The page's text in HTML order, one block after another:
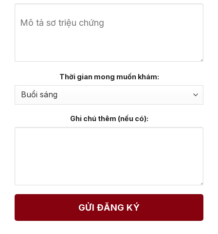
Thời gian mong muốn khám:
Ghi chú thêm (nếu có):